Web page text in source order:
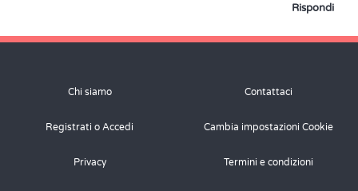
Rispondi
Chi siamo Contattaci
Registrati o Accedi Cambia impostazioni Cookie
Privacy Termini e condizioni